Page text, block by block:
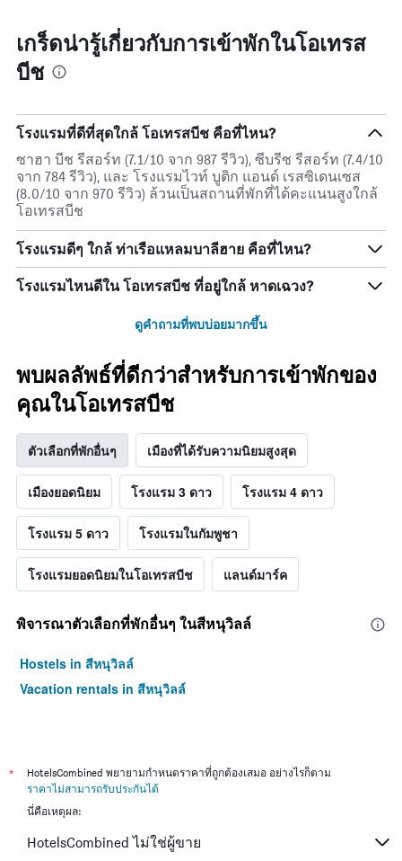
เกร็ดน่ารู้เกี่ยวกับการเข้าพักในโอเทรส
บีช
โรงแรมที่ดีที่สุดใกล้ โอเทรสบีช คือที่ไหน?
ซาฮา บีช รีสอร์ท (7.1/10 จาก 987 รีวิว), ซีบรีซ รีสอร์ท (7.4/10
จาก 784 รีวิว), และ โรงแรมไวท์ บูติก แอนด์ เรสซิเดนเซส
(8.0/10 จาก 970 รีวิว) ล้วนเป็นสถานที่พักที่ได้คะแนนสูงใกล้
โอเทรสบีช
โรงแรมดีๆ ใกล้ ท่าเรือแหลมบาลีฮาย คือที่ไหน?
โรงแรมไหนดีใน โอเทรสบีช ที่อยู่ใกล้ หาดเฉวง?
ดูคำถามที่พบบ่อยมากขึ้น
พบผลลัพธ์ที่ดีกว่าสำหรับการเข้าพักของ
คุณในโอเทรสบีช
ตัวเลือกที่พักอื่นๆ เมืองที่ได้รับความนิยมสูงสุด
เมืองยอดนิยม โรงแรม 3 ดาว โรงแรม 4 ดาว
โรงแรม 5 ดาว โรงแรมในกัมพูชา
โรงแรมยอดนิยมในโอเทรสบีช แลนด์มาร์ค
พิจารณาตัวเลือกที่พักอื่นๆ ในสีหนุวิลล์
Hostels in สีหนุวิลล์
Vacation rentals in สีหนุวิลล์
*
HotelsCombined พยายามกำหนดราคาที่ถูกต้องเสมอ อย่างไรก็ตาม
ราคาไม่สามารถรับประกันได้
นี่คือเหตุผล:
HotelsCombined ไม่ใช่ผู้ขาย